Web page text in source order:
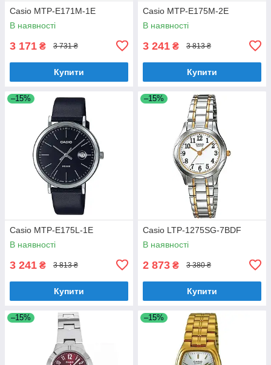
Casio MTP-E171M-1E
В наявності
3 171 ₴ 3 731 ₴
Купити
Casio MTP-E175M-2E
В наявності
3 241 ₴ 3 813 ₴
Купити
–15%
Casio MTP-E175L-1E
В наявності
3 241 ₴ 3 813 ₴
Купити
–15%
Casio LTP-1275SG-7BDF
В наявності
2 873 ₴ 3 380 ₴
Купити
–15% –15%